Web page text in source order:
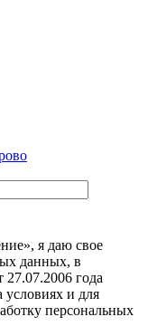
я даю свое
данных, в
27.07.2006 года
и для
персональных